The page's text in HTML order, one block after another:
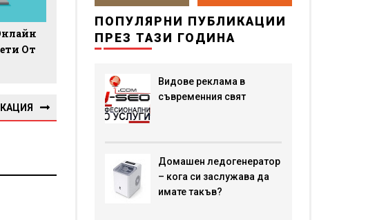
От
ПОПУЛЯРНИ ПУБЛИКАЦИИ
ПРЕЗ ТАЗИ ГОДИНА
Видове реклама в
съвременния свят
Домашен ледогенератор
– кога си заслужава да
имате такъв?